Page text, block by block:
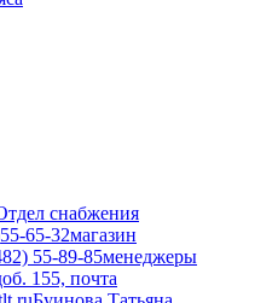
снабжения
65-32магазин
55-89-85менеджеры
155, почта